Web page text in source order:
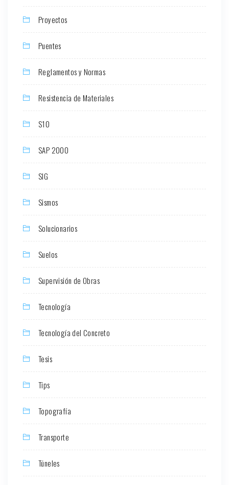
Proyectos
Puentes
Reglamentos y Normas
Resistencia de Materiales
S10
SAP 2000
SIG
Sismos
Solucionarios
Suelos
Supervisión de Obras
Tecnología
Tecnología del Concreto
Tesis
Tips
Topografía
Transporte
Túneles